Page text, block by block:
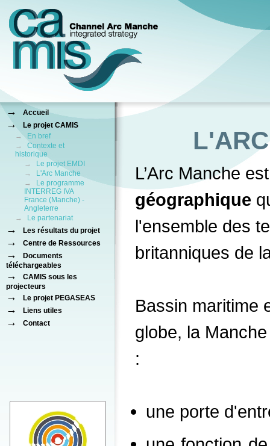
→ Accueil
→
Le projet CAMIS
→ En bref
→
Contexte et
historique
→
Le projet EMDI
→
L'Arc Manche
→
Le programme
INTERREG IVA
France (Manche) -
Angleterre
→
Le partenariat
→ Les résultats du projet
→ Centre de Ressources
→
Documents
téléchargeables
→
CAMIS sous les
projecteurs
→ Le projet PEGASEAS
→ Liens utiles
→ Contact
L’Arc Manche
géographique
l'ensemble des
britanniques de
Bassin maritime
globe, la
:
une porte